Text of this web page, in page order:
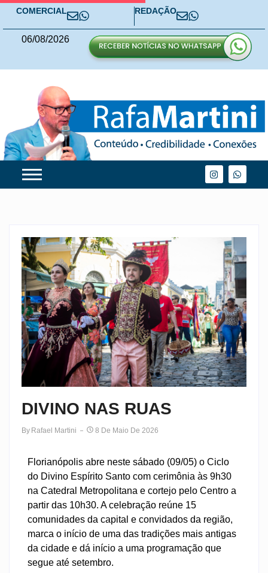
COMERCIAL REDAÇÃO
06/08/2026
DIVINO NAS RUAS
By Rafael Martini 8 De Maio De 2026
Florianópolis abre neste sábado (09/05) o Ciclo
do Divino Espírito Santo com cerimônia às 9h30
na Catedral Metropolitana e cortejo pelo Centro a
partir das 10h30. A celebração reúne 15
comunidades da capital e convidados da região,
marca o início de uma das tradições mais antigas
da cidade e dá início a uma programação que
segue até setembro.